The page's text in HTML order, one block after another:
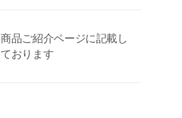
商品ご紹介ページに記載し
ております